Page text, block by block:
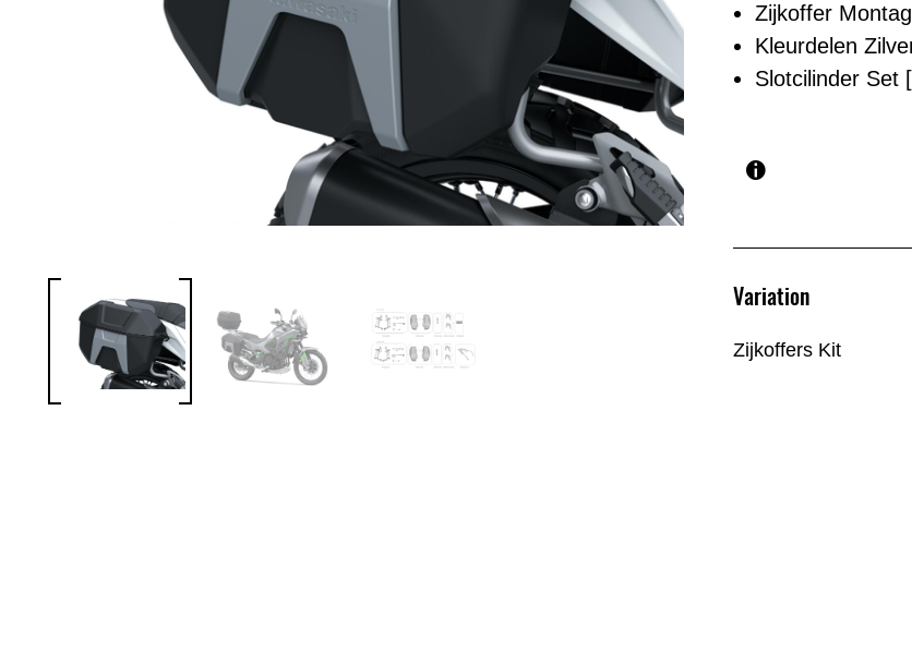
Zijkoffer
Kleurdelen
Slotcilinder Set
Variation
Zijkoffers Kit